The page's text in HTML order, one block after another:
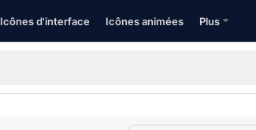
Icônes d'interface Icônes animées Plus